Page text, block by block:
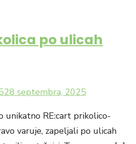
po ulicah
28 septembra, 2025
unikatno RE:cart prikolico-
varuje, zapeljali po ulicah